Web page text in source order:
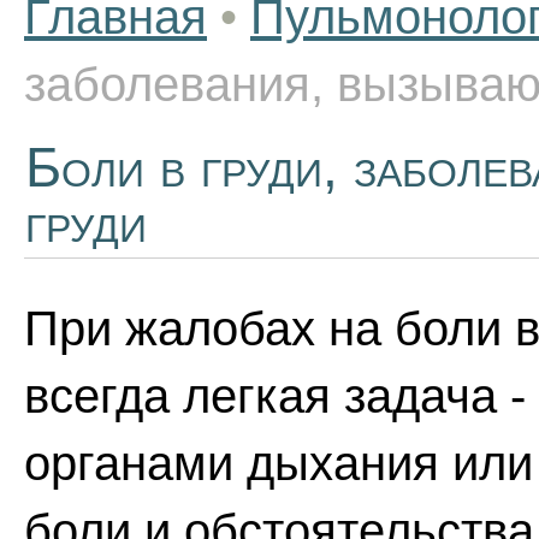
Главная •
заболевания,
Боли в груди,
груди
При жалобах на боли
всегда легкая задача
органами дыхания